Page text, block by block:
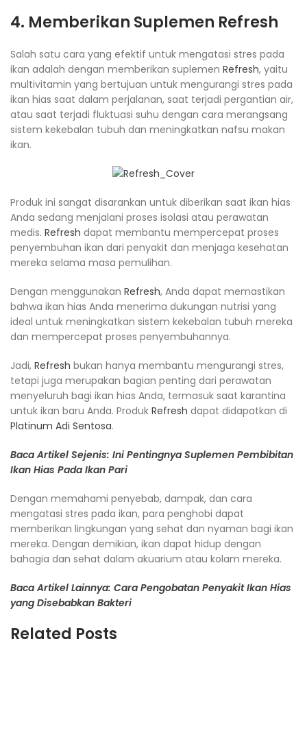
4. Memberikan Suplemen Refresh
Salah satu cara yang efektif untuk mengatasi stres pada
ikan adalah dengan memberikan suplemen Refresh, yaitu
multivitamin yang bertujuan untuk mengurangi stres pada
ikan hias saat dalam perjalanan, saat terjadi pergantian air,
atau saat terjadi fluktuasi suhu dengan cara merangsang
sistem kekebalan tubuh dan meningkatkan nafsu makan
ikan.
Produk ini sangat disarankan untuk diberikan saat ikan hias
Anda sedang menjalani proses isolasi atau perawatan
medis. Refresh dapat membantu mempercepat proses
penyembuhan ikan dari penyakit dan menjaga kesehatan
mereka selama masa pemulihan.
Dengan menggunakan Refresh, Anda dapat memastikan
bahwa ikan hias Anda menerima dukungan nutrisi yang
ideal untuk meningkatkan sistem kekebalan tubuh mereka
dan mempercepat proses penyembuhannya.
Jadi, Refresh bukan hanya membantu mengurangi stres,
tetapi juga merupakan bagian penting dari perawatan
menyeluruh bagi ikan hias Anda, termasuk saat karantina
untuk ikan baru Anda. Produk Refresh dapat didapatkan di
Platinum Adi Sentosa.
Baca Artikel Sejenis: Ini Pentingnya Suplemen Pembibitan
Ikan Hias Pada Ikan Pari
Dengan memahami penyebab, dampak, dan cara
mengatasi stres pada ikan, para penghobi dapat
memberikan lingkungan yang sehat dan nyaman bagi ikan
mereka. Dengan demikian, ikan dapat hidup dengan
bahagia dan sehat dalam akuarium atau kolam mereka.
Baca Artikel Lainnya: Cara Pengobatan Penyakit Ikan Hias
yang Disebabkan Bakteri
Related Posts